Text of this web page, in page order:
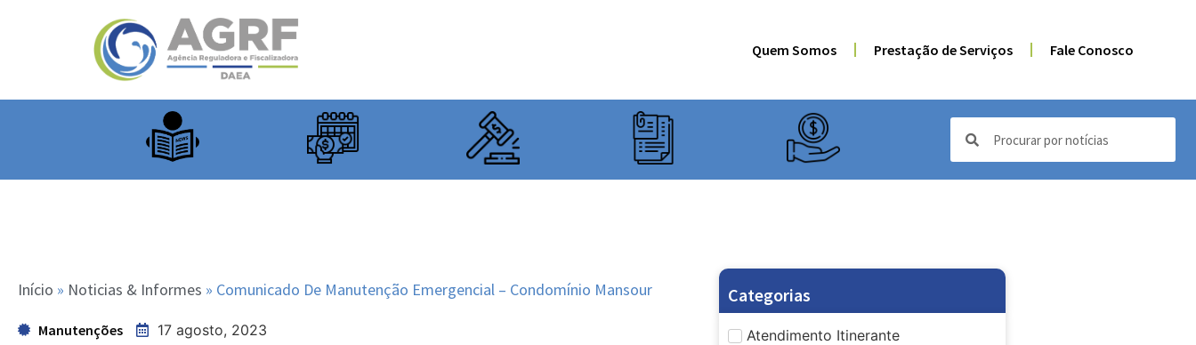
Quem Somos Prestação de Serviços Fale Conosco
Início » Noticias & Informes » Comunicado De Manutenção Emergencial – Condomínio Mansour
Manutenções 17 agosto, 2023
Categorias
Atendimento Itinerante